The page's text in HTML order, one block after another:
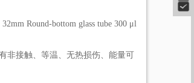
Round-bottom glass tube 300 μl
非接触、等温、无热损伤、能量可
快